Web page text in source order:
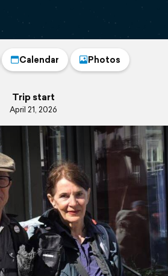
Calendar Photos
Trip start
April 21, 2026